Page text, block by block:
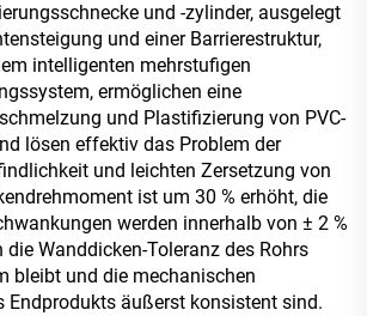
und -zylinder, ausgelegt
und einer Barrierestruktur,
intelligenten mehrstufigen
ermöglichen eine
und Plastifizierung von PVC-
lösen effektiv das Problem der
und leichten Zersetzung von
ist um 30 % erhöht, die
werden innerhalb von ± 2 %
Wanddicken-Toleranz des Rohrs
bleibt und die mechanischen
Endprodukts äußerst konsistent sind.